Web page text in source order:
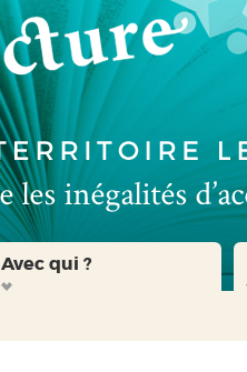
Avec qui ?